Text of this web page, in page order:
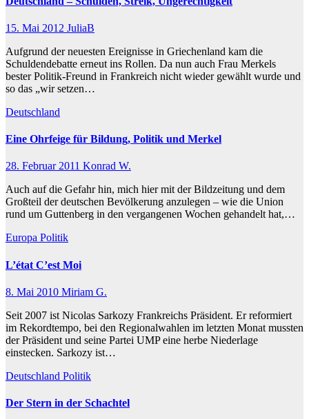
15. Mai 2012 JuliaB
Aufgrund der neuesten Ereignisse in Griechenland kam die
Schuldendebatte erneut ins Rollen. Da nun auch Frau Merkels
bester Politik-Freund in Frankreich nicht wieder gewählt wurde und
so das „wir setzen…
Deutschland
Eine Ohrfeige für Bildung, Politik und Merkel
28. Februar 2011 Konrad W.
Auch auf die Gefahr hin, mich hier mit der Bildzeitung und dem
Großteil der deutschen Bevölkerung anzulegen – wie die Union
rund um Guttenberg in den vergangenen Wochen gehandelt hat,…
Europa Politik
L’état C’est Moi
8. Mai 2010 Miriam G.
Seit 2007 ist Nicolas Sarkozy Frankreichs Präsident. Er reformiert
im Rekordtempo, bei den Regionalwahlen im letzten Monat mussten
der Präsident und seine Partei UMP eine herbe Niederlage
einstecken. Sarkozy ist…
Deutschland Politik
Der Stern in der Schachtel